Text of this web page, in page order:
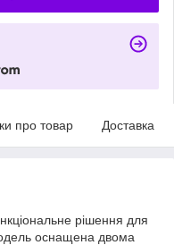
про товар Доставка
рішення для
оснащена двома